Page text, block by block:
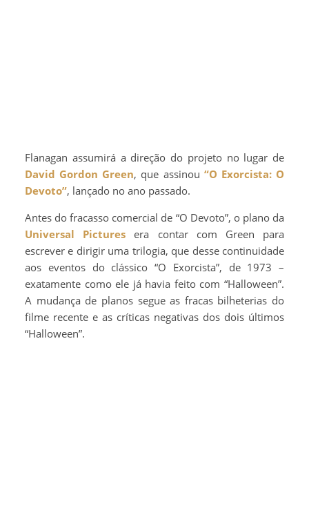
Flanagan assumirá a direção do projeto no lugar de
David Gordon Green, que assinou “O Exorcista: O
Devoto”, lançado no ano passado.
Antes do fracasso comercial de “O Devoto”, o plano da
Universal Pictures era contar com Green para
escrever e dirigir uma trilogia, que desse continuidade
aos eventos do clássico “O Exorcista”, de 1973 –
exatamente como ele já havia feito com “Halloween”.
A mudança de planos segue as fracas bilheterias do
filme recente e as críticas negativas dos dois últimos
“Halloween”.